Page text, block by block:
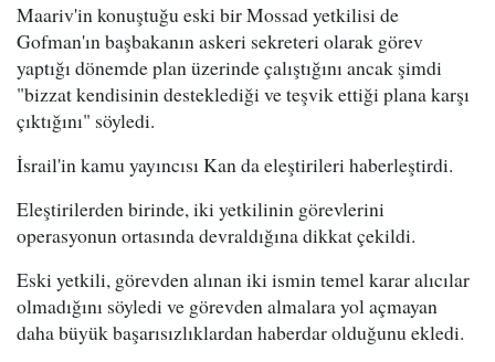
Maariv'in konuştuğu eski bir Mossad yetkilisi de
Gofman'ın başbakanın askeri sekreteri olarak görev
yaptığı dönemde plan üzerinde çalıştığını ancak şimdi
"bizzat kendisinin desteklediği ve teşvik ettiği plana karşı
çıktığını" söyledi.
İsrail'in kamu yayıncısı Kan da eleştirileri haberleştirdi.
Eleştirilerden birinde, iki yetkilinin görevlerini
operasyonun ortasında devraldığına dikkat çekildi.
Eski yetkili, görevden alınan iki ismin temel karar alıcılar
olmadığını söyledi ve görevden almalara yol açmayan
daha büyük başarısızlıklardan haberdar olduğunu ekledi.